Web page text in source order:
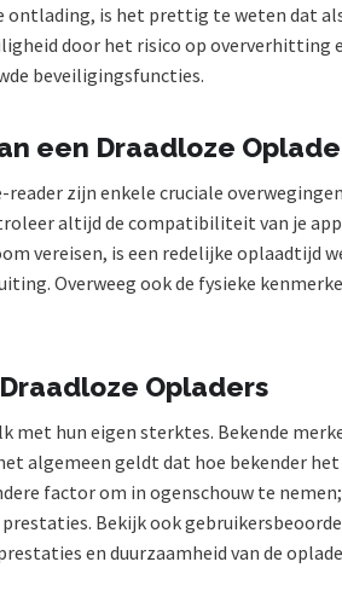
ontlading, is het prettig te weten dat
door het risico op
beveiligingsfuncties.
een Draadloze
reader zijn enkele cruciale
altijd de compatibiliteit van je
vereisen, is een redelijke oplaadtijd
Overweeg ook de fysieke
Opladers
hun eigen sterktes. Bekende
algemeen geldt dat hoe bekender
factor om in ogenschouw te
Bekijk ook
en duurzaamheid van de